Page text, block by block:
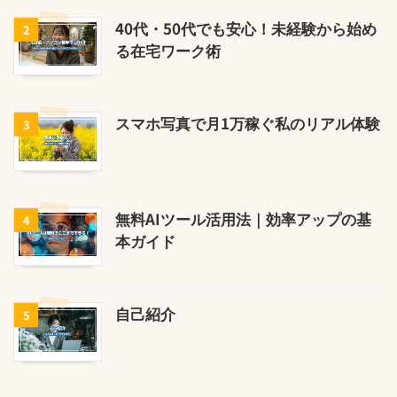
2
40代・50代でも安心！未経験から始め
る在宅ワーク術
3 スマホ写真で月1万稼ぐ私のリアル体験
4
無料AIツール活用法｜効率アップの基
本ガイド
5 自己紹介